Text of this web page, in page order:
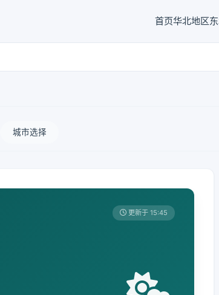
首页华北地区
城市选择
更新于 15:45